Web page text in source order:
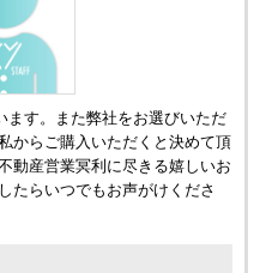
ます。また弊社をお選びいただ
からご購入いただくと決めて頂
動産営業冥利に尽きる嬉しいお
たらいつでもお声がけくださ